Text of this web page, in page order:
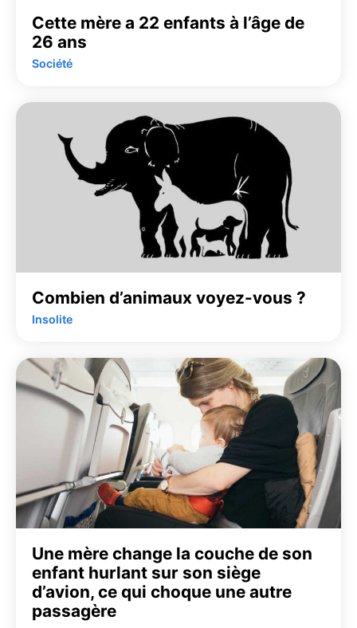
Cette mère a 22 enfants à l’âge de
26 ans
Société
Combien d’animaux voyez-vous ?
Insolite
Une mère change la couche de son
enfant hurlant sur son siège
d’avion, ce qui choque une autre
passagère